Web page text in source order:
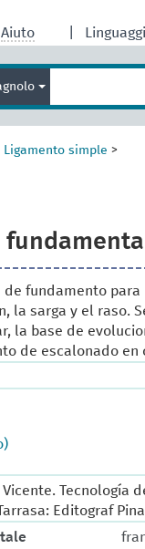
Aiuto
termine
per
la
Ligamento simple >
de fundamento
la sarga y el raso.
la base de
de escalonado en
Tecnología
Editograf